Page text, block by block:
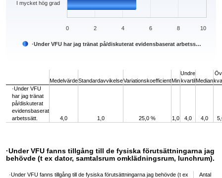
·Under VFU har jag tränat på/diskuterat evidensbaserat arbetss…
I mycket hög grad
0 2 4 6 8 10
MedelvärdeStandardavvikelseVariationskoefficientMin
Undre
kvartilMedian
·Under VFU
har jag tränat
på/diskuterat
evidensbaserat
arbetssätt.
4,0 1,0 25,0 % 1,0 4,0 4,0
·Under VFU fanns tillgång till de fysiska förutsättningarna jag
behövde (t ex dator, samtalsrum omklädningsrum, lunchrum).
·Under VFU fanns tillgång till de fysiska förutsättningarna jag behövde (t ex
Antal